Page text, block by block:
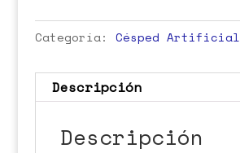
cantidad
Categoría: Césped Artificial
Descripción
Descripción